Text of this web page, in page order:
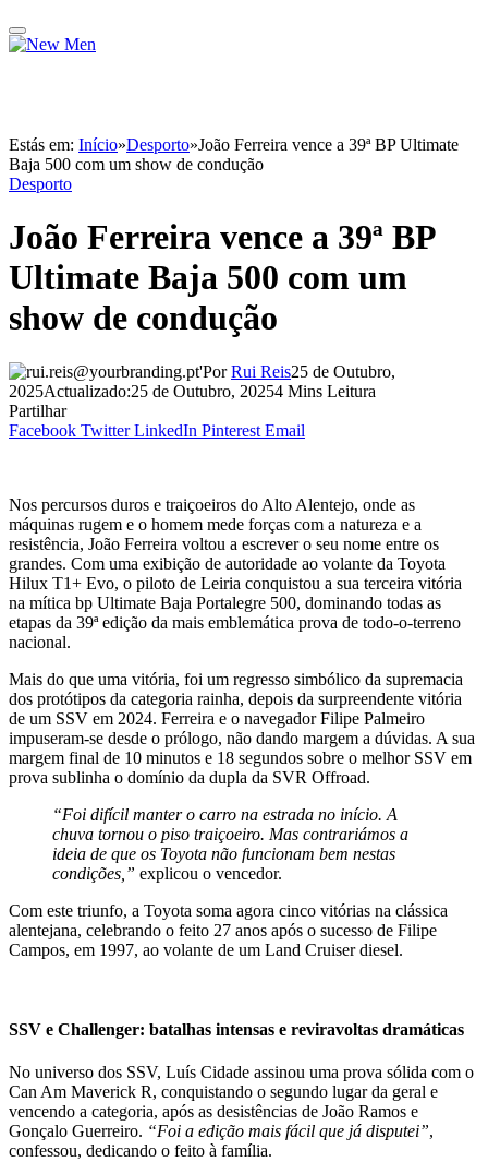
Estás em: Início»Desporto»João Ferreira vence a 39ª BP Ultimate
Baja 500 com um show de condução
Desporto
João Ferreira vence a 39ª BP
Ultimate Baja 500 com um
show de condução
Por Rui Reis25 de Outubro,
2025Actualizado:25 de Outubro, 20254 Mins Leitura
Partilhar
Facebook Twitter LinkedIn Pinterest Email
Nos percursos duros e traiçoeiros do Alto Alentejo, onde as
máquinas rugem e o homem mede forças com a natureza e a
resistência, João Ferreira voltou a escrever o seu nome entre os
grandes. Com uma exibição de autoridade ao volante da Toyota
Hilux T1+ Evo, o piloto de Leiria conquistou a sua terceira vitória
na mítica bp Ultimate Baja Portalegre 500, dominando todas as
etapas da 39ª edição da mais emblemática prova de todo-o-terreno
nacional.
Mais do que uma vitória, foi um regresso simbólico da supremacia
dos protótipos da categoria rainha, depois da surpreendente vitória
de um SSV em 2024. Ferreira e o navegador Filipe Palmeiro
impuseram-se desde o prólogo, não dando margem a dúvidas. A sua
margem final de 10 minutos e 18 segundos sobre o melhor SSV em
prova sublinha o domínio da dupla da SVR Offroad.
“Foi difícil manter o carro na estrada no início. A
chuva tornou o piso traiçoeiro. Mas contrariámos a
ideia de que os Toyota não funcionam bem nestas
condições,” explicou o vencedor.
Com este triunfo, a Toyota soma agora cinco vitórias na clássica
alentejana, celebrando o feito 27 anos após o sucesso de Filipe
Campos, em 1997, ao volante de um Land Cruiser diesel.
SSV e Challenger: batalhas intensas e reviravoltas dramáticas
No universo dos SSV, Luís Cidade assinou uma prova sólida com o
Can Am Maverick R, conquistando o segundo lugar da geral e
vencendo a categoria, após as desistências de João Ramos e
Gonçalo Guerreiro. “Foi a edição mais fácil que já disputei”,
confessou, dedicando o feito à família.